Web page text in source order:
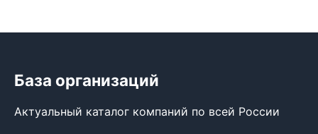
База организаций
Актуальный каталог компаний по всей России